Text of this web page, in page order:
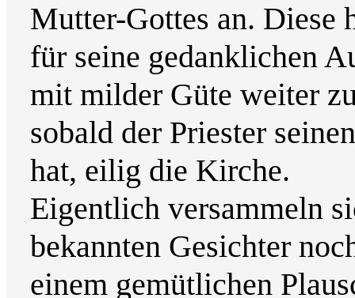
Mutter-Gottes an. Diese
für seine gedanklichen
mit milder Güte weiter
sobald der Priester
hat, eilig die Kirche.
Eigentlich versammeln
bekannten Gesichter
einem gemütlichen